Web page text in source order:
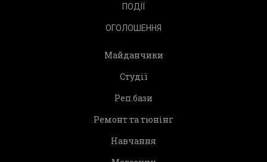
ПОДІЇ
ОГОЛОШЕННЯ
Майданчики
Студії
Реп.бази
Ремонт та тюнінг
Навчання